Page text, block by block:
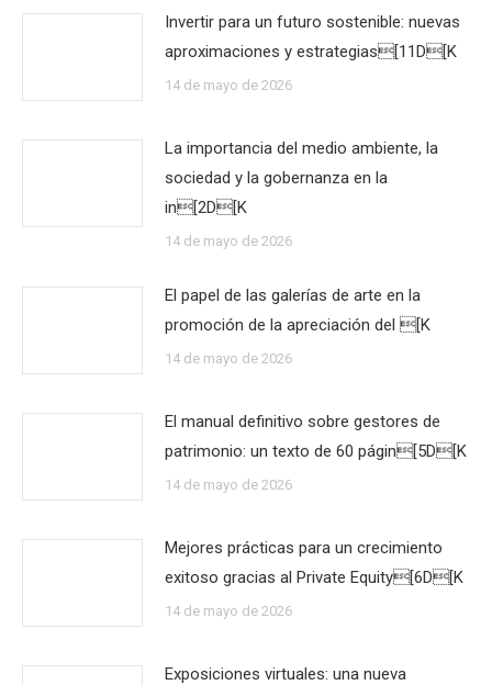
Invertir para un futuro sostenible: nuevas
aproximaciones y estrategias[11D[K
14 de mayo de 2026
La importancia del medio ambiente, la
sociedad y la gobernanza en la
in[2D[K
14 de mayo de 2026
El papel de las galerías de arte en la
promoción de la apreciación del [K
14 de mayo de 2026
El manual definitivo sobre gestores de
patrimonio: un texto de 60 págin[5D[K
14 de mayo de 2026
Mejores prácticas para un crecimiento
exitoso gracias al Private Equity[6D[K
14 de mayo de 2026
Exposiciones virtuales: una nueva